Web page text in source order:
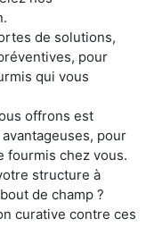
de solutions,
pour
qui vous
offrons est
pour
fourmis chez vous.
structure à
de champ ?
curative contre ces